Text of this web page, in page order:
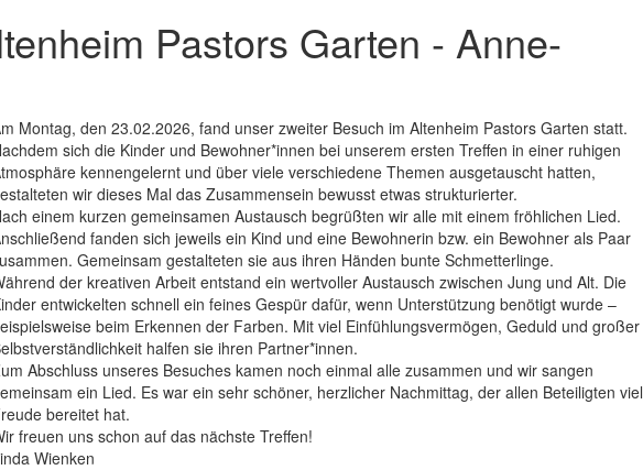
Pastors Garten - Anne-
Montag, den 23.02.2026, fand unser zweiter Besuch im Altenheim Pastors Garten statt.
sich die Kinder und Bewohner*innen bei unserem ersten Treffen in einer ruhigen
kennengelernt und über viele verschiedene Themen ausgetauscht hatten,
wir dieses Mal das Zusammensein bewusst etwas strukturierter.
einem kurzen gemeinsamen Austausch begrüßten wir alle mit einem fröhlichen Lied.
fanden sich jeweils ein Kind und eine Bewohnerin bzw. ein Bewohner als Paar
Gemeinsam gestalteten sie aus ihren Händen bunte Schmetterlinge.
der kreativen Arbeit entstand ein wertvoller Austausch zwischen Jung und Alt. Die
entwickelten schnell ein feines Gespür dafür, wenn Unterstützung benötigt wurde –
beim Erkennen der Farben. Mit viel Einfühlungsvermögen, Geduld und großer
halfen sie ihren Partner*innen.
Abschluss unseres Besuches kamen noch einmal alle zusammen und wir sangen
ein Lied. Es war ein sehr schöner, herzlicher Nachmittag, der allen Beteiligten viel
bereitet hat.
freuen uns schon auf das nächste Treffen!
Wienken